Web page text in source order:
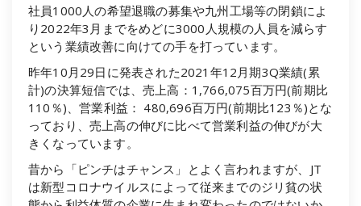
社員1000人の希望退職の募集や九州工場等の閉鎖によ
り2022年3月までをめどに3000人規模の人員を減らす
という業績改善に向けての手を打っています。
昨年10月29日に発表された2021年12月期3Q業績(累
計)の決算短信では、売上高：1,766,075百万円(前期比
110％)、営業利益： 480,696百万円(前期比123％)とな
っており、売上高の伸びに比べて営業利益の伸びが大
きくなっています。
昔から「ピンチはチャンス」とよく言われますが、JT
は新型コロナウイルスによって従来までのジリ貧の状